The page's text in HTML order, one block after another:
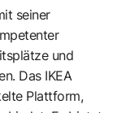
seiner
und
Das IKEA
Plattform,